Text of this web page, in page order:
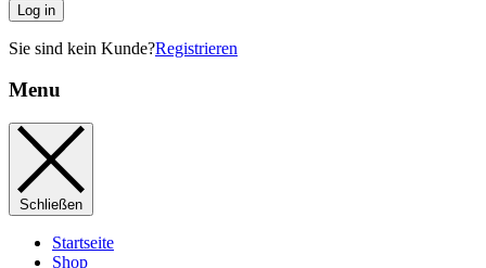
Log in
Sie sind kein Kunde?Registrieren
Menu
Schließen
Startseite
Shop